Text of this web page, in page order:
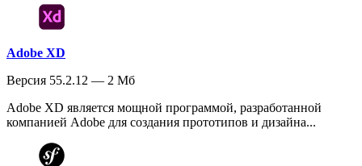
Adobe XD
Версия 55.2.12 — 2 Мб
Adobe XD является мощной программой, разработанной
компанией Adobe для создания прототипов и дизайна...